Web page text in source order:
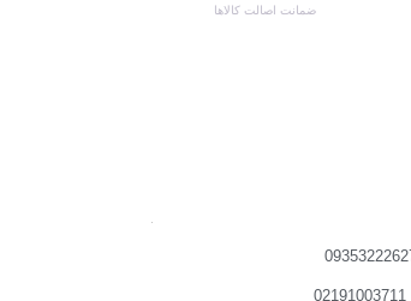
ضمانت اصالت کالاها